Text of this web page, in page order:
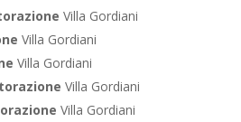
Villa Gordiani
Villa Gordiani
Villa Gordiani
Villa Gordiani
Villa Gordiani